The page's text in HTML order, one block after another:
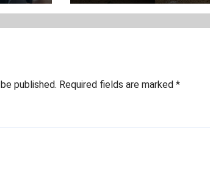
published. Required fields are marked *